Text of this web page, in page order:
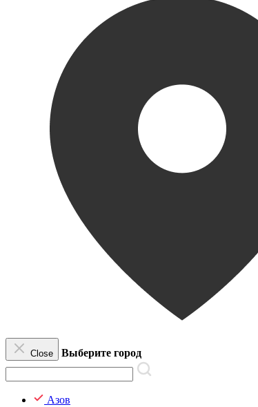
Close Выберите город
Азов